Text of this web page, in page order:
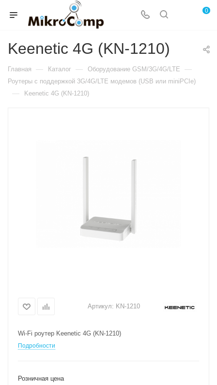
0
Keenetic 4G (KN-1210)
Главная — Каталог — Оборудование GSM/3G/4G/LTE —
Роутеры с поддержкой 3G/4G/LTE модемов (USB или miniPCIe)
— Keenetic 4G (KN-1210)
Артикул: KN-1210
Wi-Fi роутер Keenetic 4G (KN-1210)
Подробности
Розничная цена